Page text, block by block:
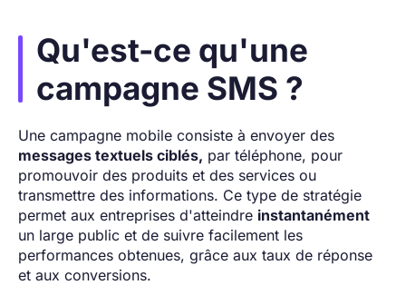
Qu'est-ce qu'une
campagne SMS ?
Une campagne mobile consiste à envoyer des
messages textuels ciblés, par téléphone, pour
promouvoir des produits et des services ou
transmettre des informations. Ce type de stratégie
permet aux entreprises d'atteindre instantanément
un large public et de suivre facilement les
performances obtenues, grâce aux taux de réponse
et aux conversions.